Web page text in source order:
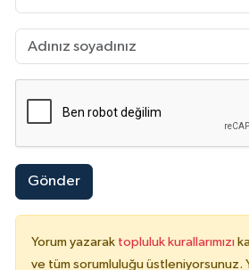
Gönder
Yorum yazarak topluluk kurallarımızı
ve tüm sorumluluğu üstleniyorsunuz.